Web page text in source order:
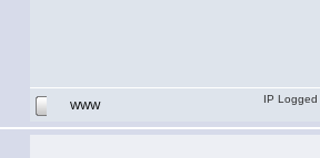
WWW
IP Logged